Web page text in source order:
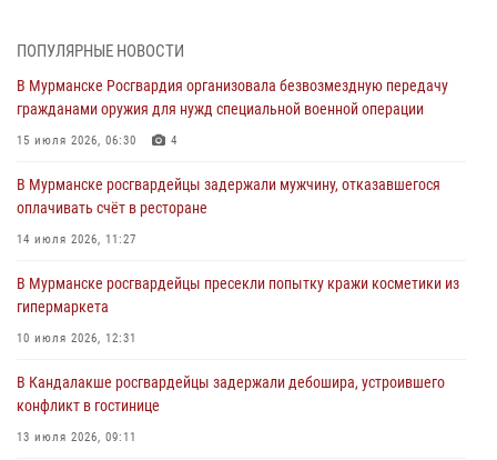
03 августа 2026, 12:23 4
Сотрудники вневедомственной охраны Росгвардии пресекли
хулиганские действия дебошира на автозаправочной станции
города Кандалакши
Сотрудники Росгвардии провели инструктаж по
антитеррористической защищенности для членов избирательных
31 июля 2026, 08:48 3
Сотрудники Росгвардии задержали мужчину, не оплатившего счет в
30 июля 2026, 14:09
В Управлении Росгвардии по Мурманской области прошло пожарно-
ПОПУЛЯРНЫЕ НОВОСТИ
В Мурманске Росгвардия организовала безвозмездную передачу
гражданами оружия для нужд специальной военной операции
15 июля 2026, 06:30 4
В Мурманске росгвардейцы задержали мужчину, отказавшегося
оплачивать счёт в ресторане
14 июля 2026, 11:27
В Мурманске росгвардейцы пресекли попытку кражи косметики из
гипермаркета
10 июля 2026, 12:31
В Кандалакше росгвардейцы задержали дебошира, устроившего
конфликт в гостинице
13 июля 2026, 09:11